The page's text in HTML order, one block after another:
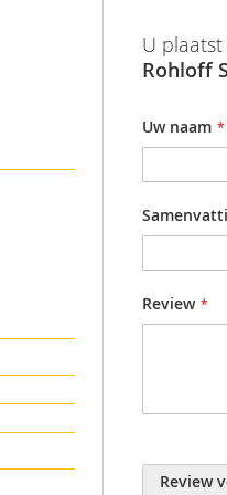
Rohloff
informatie
Barcode
U
Rohloff
Uw naam
Review
Review